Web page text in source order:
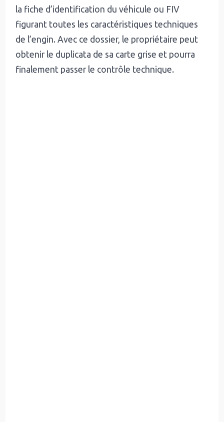
la fiche d’identification du véhicule ou FIV
figurant toutes les caractéristiques techniques
de l’engin. Avec ce dossier, le propriétaire peut
obtenir le duplicata de sa carte grise et pourra
finalement passer le contrôle technique.